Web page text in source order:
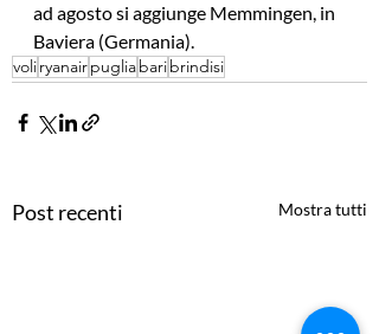
ad agosto si aggiunge Memmingen, in
Baviera (Germania).
voliryanairpugliabaribrindisi
Post recenti Mostra tutti